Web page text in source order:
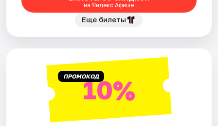
на Яндекс Афише
Еще билеты
ПРОМОКОД10%